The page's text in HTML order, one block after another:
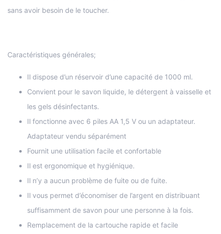
sans avoir besoin de le toucher.
Caractéristiques générales;
Il dispose d’un réservoir d’une capacité de 1000 ml.
Convient pour le savon liquide, le détergent à vaisselle et
les gels désinfectants.
Il fonctionne avec 6 piles AA 1,5 V ou un adaptateur.
Adaptateur vendu séparément
Fournit une utilisation facile et confortable
Il est ergonomique et hygiénique.
Il n’y a aucun problème de fuite ou de fuite.
Il vous permet d’économiser de l’argent en distribuant
suffisamment de savon pour une personne à la fois.
Remplacement de la cartouche rapide et facile